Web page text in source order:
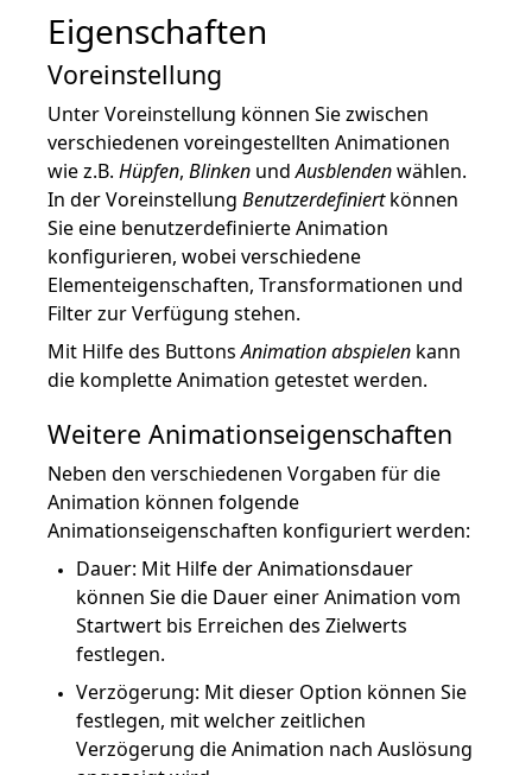
Eigenschaften
Voreinstellung
Unter Voreinstellung können Sie zwischen
verschiedenen voreingestellten Animationen
wie z.B. Hüpfen, Blinken undAusblendenwählen.
In der Voreinstellung Benutzerdefiniertkönnen
Sie eine benutzerdefinierte Animation
konfigurieren, wobei verschiedene
Elementeigenschaften, Transformationen und
Filter zur Verfügung stehen.
Mit Hilfe des ButtonsAnimation abspielen kann
die komplette Animation getestet werden.
Weitere Animationseigenschaften
Neben den verschiedenen Vorgaben für die
Animation können folgende
Animationseigenschaften konfiguriert werden:
Dauer: Mit Hilfe der Animationsdauer
können Sie die Dauer einer Animation vom
Startwert bis Erreichen des Zielwerts
festlegen.
Verzögerung: Mit dieser Option können Sie
festlegen, mit welcher zeitlichen
Verzögerung die Animation nach Auslösung